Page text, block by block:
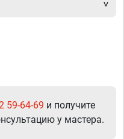
59-64-69 и получите
у мастера.